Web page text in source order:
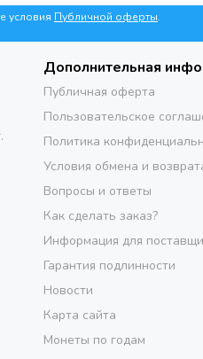
условия Публичной оферты.
Дополнительная
Публичная оферта
Пользовательское
Политика
Условия обмена и
Вопросы и ответы
Как сделать заказ?
Информация для
Гарантия подлинности
Новости
Карта сайта
Монеты по годам